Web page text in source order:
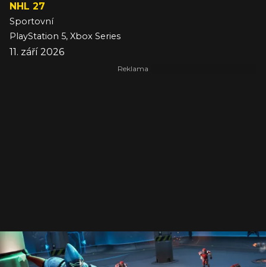
NHL 27
Sportovní
PlayStation 5, Xbox Series
11. září 2026